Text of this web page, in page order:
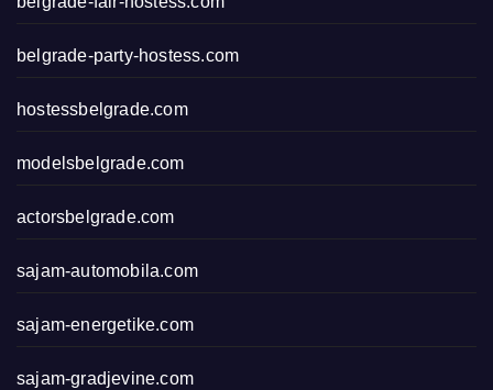
belgrade-party-hostess.com
hostessbelgrade.com
modelsbelgrade.com
actorsbelgrade.com
sajam-automobila.com
sajam-energetike.com
sajam-gradjevine.com